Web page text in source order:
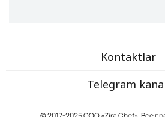
Kontaktlar
Telegram